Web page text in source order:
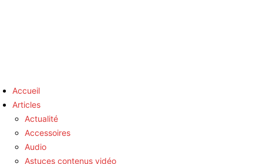
Accueil
Articles
Actualité
Accessoires
Audio
Astuces contenus vidéo